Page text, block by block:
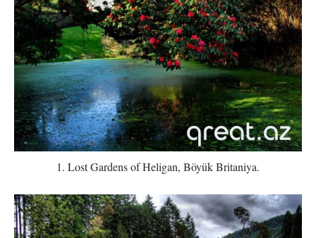
1. Lost Gardens of Heligan, Böyük Britaniya.